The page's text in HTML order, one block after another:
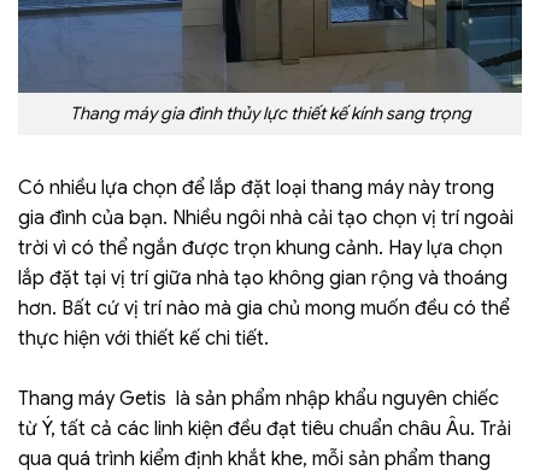
Thang máy gia đình thủy lực thiết kế kính sang trọng
Có nhiều lựa chọn để lắp đặt loại thang máy này trong
gia đình của bạn. Nhiều ngôi nhà cải tạo chọn vị trí ngoài
trời vì có thể ngắn được trọn khung cảnh. Hay lựa chọn
lắp đặt tại vị trí giữa nhà tạo không gian rộng và thoáng
hơn. Bất cứ vị trí nào mà gia chủ mong muốn đều có thể
thực hiện với thiết kế chi tiết.
Thang máy Getis là sản phẩm nhập khẩu nguyên chiếc
từ Ý, tất cả các linh kiện đều đạt tiêu chuẩn châu Âu. Trải
qua quá trình kiểm định khắt khe, mỗi sản phẩm thang